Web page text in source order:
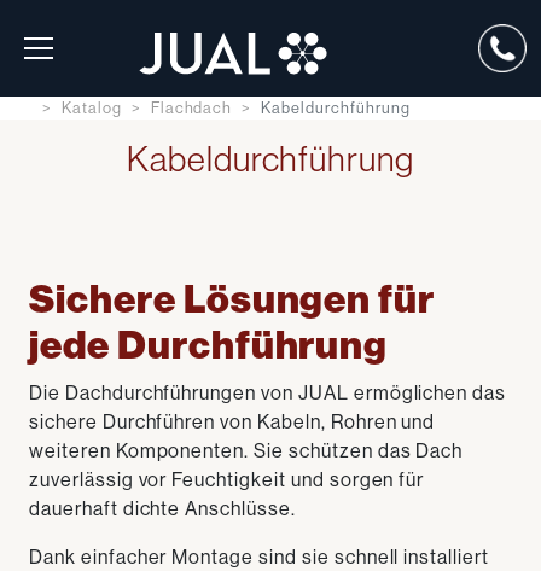
Katalog Flachdach Kabeldurchführung
Kabeldurchführung
Sichere Lösungen für
jede Durchführung
Die Dachdurchführungen von JUAL ermöglichen das
sichere Durchführen von Kabeln, Rohren und
weiteren Komponenten. Sie schützen das Dach
zuverlässig vor Feuchtigkeit und sorgen für
dauerhaft dichte Anschlüsse.
Dank einfacher Montage sind sie schnell installiert